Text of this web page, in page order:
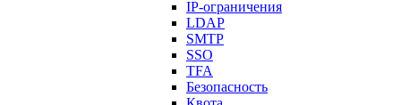
IP-ограничения
LDAP
SMTP
SSO
TFA
Безопасность